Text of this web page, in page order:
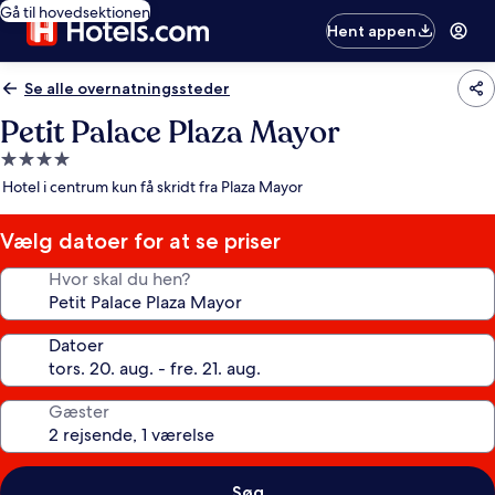
Gå til hovedsektionen
Hent appen
Se alle overnatningssteder
Petit Palace Plaza Mayor
4.0-
stjernet
Hotel i centrum kun få skridt fra Plaza Mayor
Vælg datoer for at se priser
Hvor skal du hen?
Datoer
Gæster